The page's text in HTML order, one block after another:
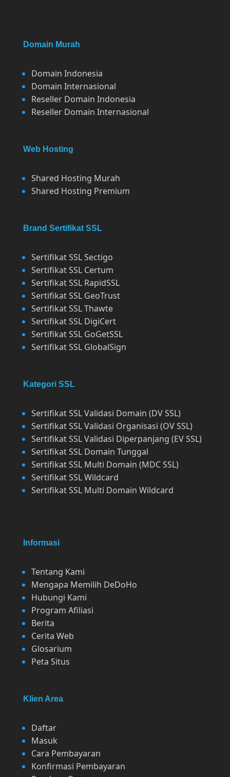
Domain Murah
Domain Indonesia
Domain Internasional
Reseller Domain Indonesia
Reseller Domain Internasional
Web Hosting
Shared Hosting Murah
Shared Hosting Premium
Brand Sertifikat SSL
Sertifikat SSL Sectigo
Sertifikat SSL Certum
Sertifikat SSL RapidSSL
Sertifikat SSL GeoTrust
Sertifikat SSL Thawte
Sertifikat SSL DigiCert
Sertifikat SSL GoGetSSL
Sertifikat SSL GlobalSign
Kategori SSL
Sertifikat SSL Validasi Domain (DV SSL)
Sertifikat SSL Validasi Organisasi (OV SSL)
Sertifikat SSL Validasi Diperpanjang (EV SSL)
Sertifikat SSL Domain Tunggal
Sertifikat SSL Multi Domain (MDC SSL)
Sertifikat SSL Wildcard
Sertifikat SSL Multi Domain Wildcard
Informasi
Tentang Kami
Mengapa Memilih DeDoHo
Hubungi Kami
Program Afiliasi
Berita
Cerita Web
Glosarium
Peta Situs
Klien Area
Daftar
Masuk
Cara Pembayaran
Konfirmasi Pembayaran